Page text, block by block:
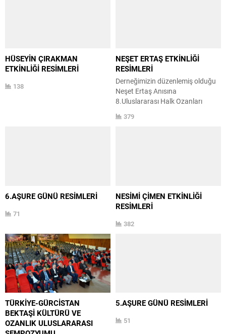
Etkinliğimizi tamamladık
etkinliğimiz iki bölümden
oluşmuştur. 1.bölüm gündüz
programı 3 oturumluk
sempozyum
HÜSEYİN ÇIRAKMAN
ETKİNLİĞİ RESİMLERİ
138
NEŞET ERTAŞ ETKİNLİĞİ
RESİMLERİ
Derneğimizin düzenlemiş olduğu
Neşet Ertaş Anısına
8.Uluslararası Halk Ozanları
etkinliğimizi gerçekleştirmiş
379
6.AŞURE GÜNÜ RESİMLERİ
71
NESİMİ ÇİMEN ETKİNLİĞİ
RESİMLERİ
382
TÜRKİYE-GÜRCİSTAN
BEKTAŞİ KÜLTÜRÜ VE
OZANLIK ULUSLARARASI
5.AŞURE GÜNÜ RESİMLERİ
51